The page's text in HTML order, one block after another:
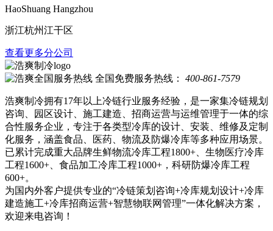
HaoShuang Hangzhou
浙江杭州江干区
查看更多分公司
全国免费服务热线： 400-861-7579
浩爽制冷拥有17年以上冷链行业服务经验，是一家集冷链规划
咨询、园区设计、施工建造、招商运营与运维管理于一体的综
合性服务企业，专注于各类型冷库的设计、安装、维修及定制
化服务，涵盖食品、医药、物流及防爆冷库等多种应用场景。
已累计完成重大品牌生鲜物流冷库工程1800+、生物医疗冷库
工程1600+、食品加工冷库工程1000+，科研防爆冷库工程
600+。
为国内外客户提供专业的“冷链策划咨询+冷库规划设计+冷库
建造施工+冷库招商运营+智慧物联网管理”一体化解决方案，
欢迎来电咨询！